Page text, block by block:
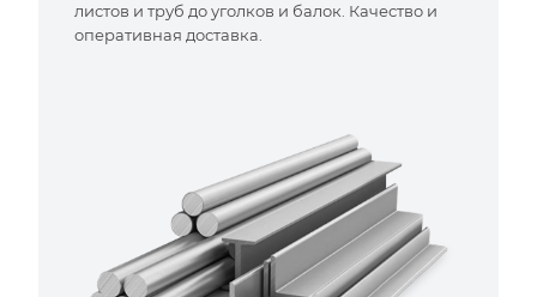
листов и труб до уголков и балок. Качество и
оперативная доставка.